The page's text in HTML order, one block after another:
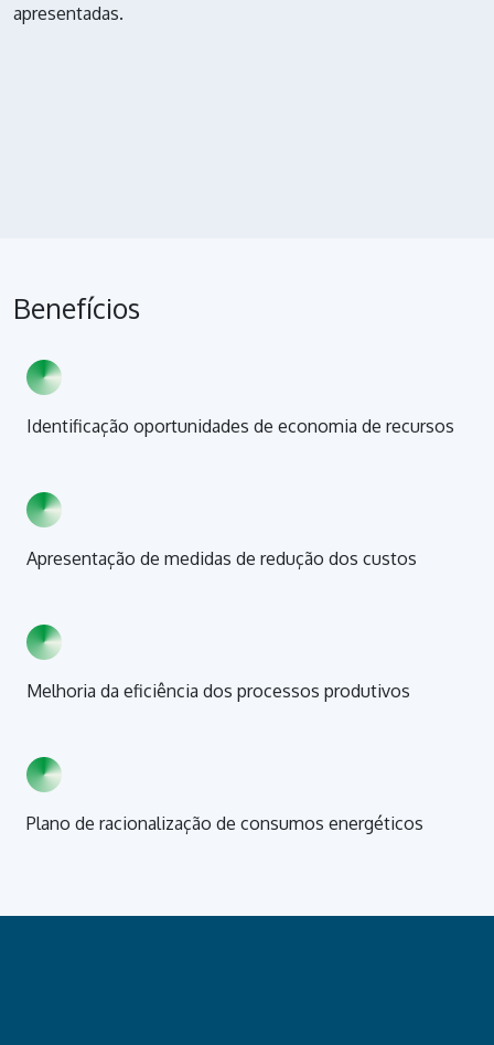
apresentadas.
Benefícios
Identificação oportunidades de economia de recursos
Apresentação de medidas de redução dos custos
Melhoria da eficiência dos processos produtivos
Plano de racionalização de consumos energéticos